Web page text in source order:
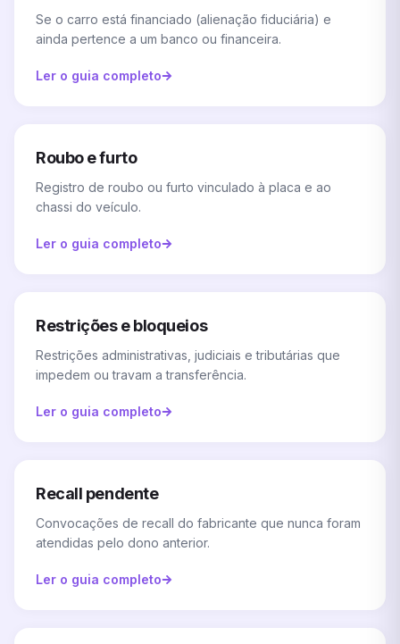
Se o carro está financiado (alienação fiduciária) e
ainda pertence a um banco ou financeira.
Ler o guia completo
Roubo e furto
Registro de roubo ou furto vinculado à placa e ao
chassi do veículo.
Ler o guia completo
Restrições e bloqueios
Restrições administrativas, judiciais e tributárias que
impedem ou travam a transferência.
Ler o guia completo
Recall pendente
Convocações de recall do fabricante que nunca foram
atendidas pelo dono anterior.
Ler o guia completo